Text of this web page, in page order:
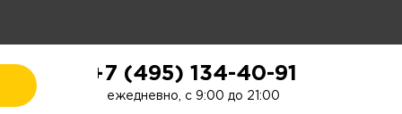
+7 (495) 134-40-91
ежедневно, с 9:00 до 21:00